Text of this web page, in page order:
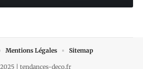
| tendances-deco.fr
Mentions Légales Sitemap